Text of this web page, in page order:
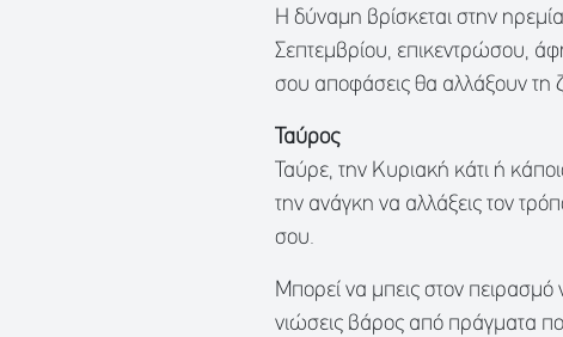
Η δύναμη βρίσκεται στην ηρεμία
Σεπτεμβρίου, επικεντρώσου,
σου αποφάσεις θα αλλάξουν τη
Ταύρος
Ταύρε, την Κυριακή κάτι ή
την ανάγκη να αλλάξεις τον
σου.
Μπορεί να μπεις στον πειρασμό
νιώσεις βάρος από πράγματα